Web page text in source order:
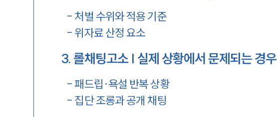
- 처벌 수위와 적용 기준
- 위자료 산정 요소
3.롤채팅고소 | 실제 상황에서 문제되는 경우
- 패드립·욕설 반복 상황
- 집단 조롱과 공개 채팅